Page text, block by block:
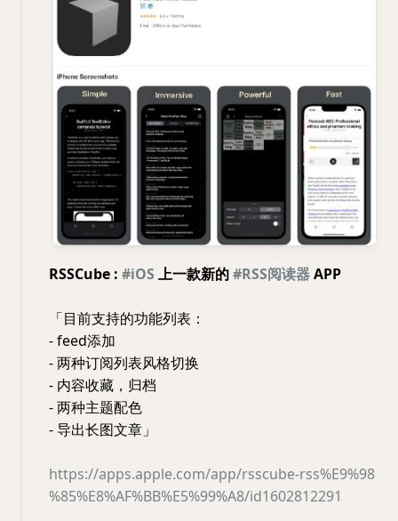
RSSCube : #iOS 上一款新的#RSS阅读器APP
「目前支持的功能列表：
- feed添加
- 两种订阅列表风格切换
- 内容收藏，归档
- 两种主题配色
- 导出长图文章」
https://apps.apple.com/app/rsscube-rss%E9%98
%85%E8%AF%BB%E5%99%A8/id1602812291